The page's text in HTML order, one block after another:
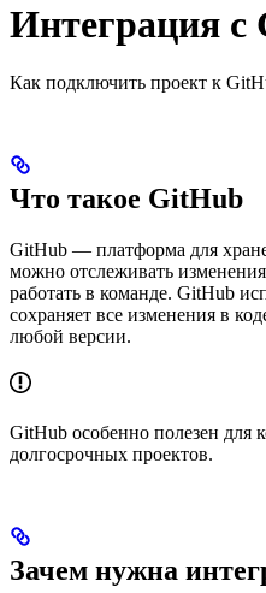
Интеграция с
Как подключить проект к
Что такое GitHub
GitHub — платформа для
можно отслеживать
работать в команде. GitHub
сохраняет все изменения в
любой версии.
GitHub особенно полезен для
долгосрочных проектов.
Зачем нужна